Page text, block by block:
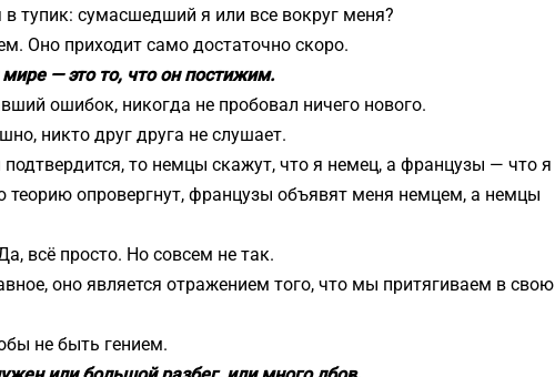
тупик: сумасшедший я или все вокруг меня?
Оно приходит само достаточно скоро.
— это то, что он постижим.
ошибок, никогда не пробовал ничего нового.
никто друг друга не слушает.
подтвердится, то немцы скажут, что я немец, а французы — что я
опровергнут, французы объявят меня немцем, а немцы
всё просто. Но совсем не так.
оно является отражением того, что мы притягиваем в свою
не быть гением.